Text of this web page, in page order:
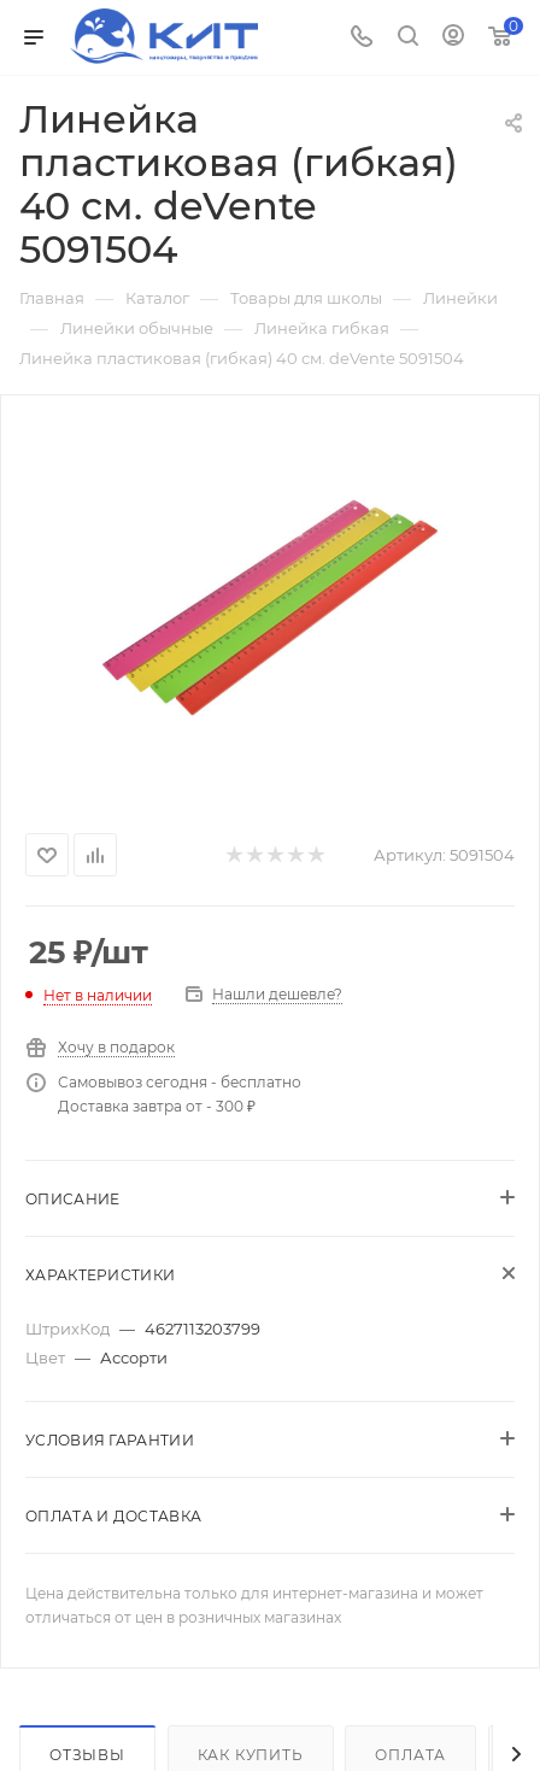
0
Линейка
пластиковая (гибкая)
40 см. deVente
5091504
Главная — Каталог — Товары для школы — Линейки
— Линейки обычные — Линейка гибкая —
Линейка пластиковая (гибкая) 40 см. deVente 5091504
Артикул: 5091504
25 ₽/шт
Нет в наличии Нашли дешевле?
Хочу в подарок
Самовывоз сегодня - бесплатно
Доставка завтра от - 300 ₽
ОПИСАНИЕ
ХАРАКТЕРИСТИКИ
ШтрихКод — 4627113203799
Цвет — Ассорти
УСЛОВИЯ ГАРАНТИИ
ОПЛАТА И ДОСТАВКА
Цена действительна только для интернет-магазина и может
отличаться от цен в розничных магазинах
ОТЗЫВЫ КАК КУПИТЬ ОПЛАТА